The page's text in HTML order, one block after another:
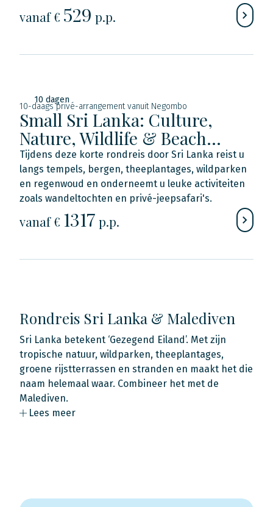
vanaf € 529 p.p.
10 dagen
10-daags privé-arrangement vanuit Negombo
Small Sri Lanka: Culture,
Nature, Wildlife & Beach…
Tijdens deze korte rondreis door Sri Lanka reist u
langs tempels, bergen, theeplantages, wildparken
en regenwoud en onderneemt u leuke activiteiten
zoals wandeltochten en privé-jeepsafari's.
vanaf € 1317 p.p.
Rondreis Sri Lanka & Malediven
Sri Lanka betekent ‘Gezegend Eiland’. Met zijn
tropische natuur, wildparken, theeplantages,
groene rijstterrassen en stranden en maakt het die
naam helemaal waar. Combineer het met de
Malediven.
Lees meer